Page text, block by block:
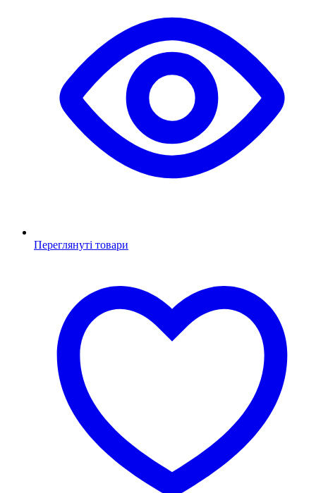
Переглянуті товари